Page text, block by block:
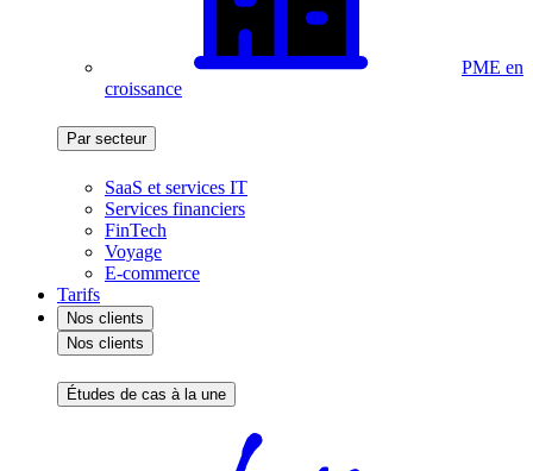
PME en
croissance
Par secteur
SaaS et services IT
Services financiers
FinTech
Voyage
E-commerce
Tarifs
Nos clients
Nos clients
Études de cas à la une